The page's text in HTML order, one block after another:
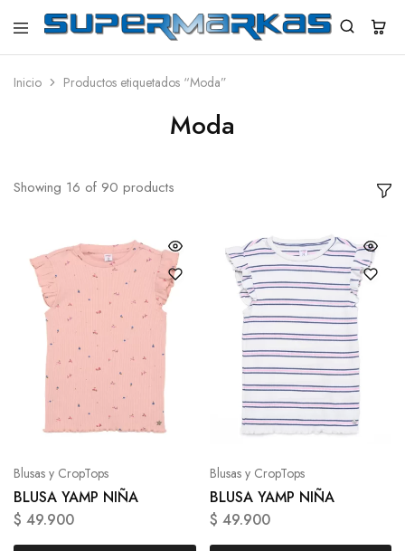
SuperMarkas
Ropa
con
Inicio Productos etiquetados “Moda”
Moda
Showing 16 of 90 products
Blusas y CropTops
BLUSA YAMP NIÑA
$ 49.900
Blusas y CropTops
BLUSA YAMP NIÑA
$ 49.900